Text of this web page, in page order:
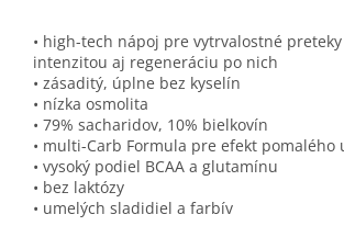
denných dávok
• high-tech nápoj pre vytrvalostné preteky
intenzitou aj regeneráciu po nich
• zásaditý, úplne bez kyselín
• nízka osmolita
• 79% sacharidov, 10% bielkovín
• multi-Carb Formula pre efekt pomalého
• vysoký podiel BCAA a glutamínu
• bez laktózy
• umelých sladidiel a farbív